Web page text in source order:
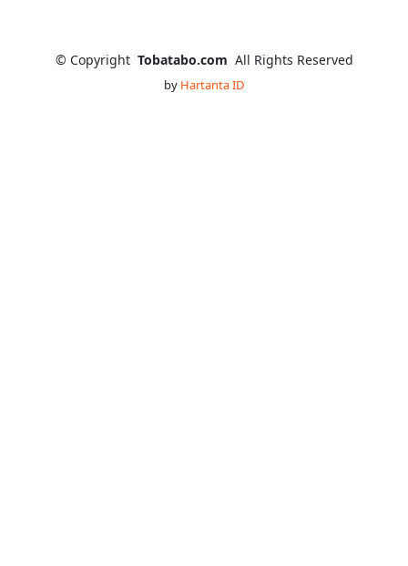
© Copyright Tobatabo.com All Rights Reserved
by Hartanta ID